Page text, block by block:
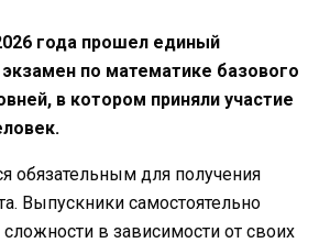
года прошел единый
по математике базового
в котором приняли участие
обязательным для получения
Выпускники самостоятельно
в зависимости от своих